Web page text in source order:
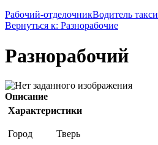
Рабочий-отделочникВодитель такси
Вернуться к: Разнорабочие
Разнорабочий
Описание
Характеристики
Город Тверь